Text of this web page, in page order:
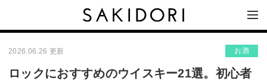
2026.06.26 更新 お酒
ロックにおすすめのウイスキー21選。初心者